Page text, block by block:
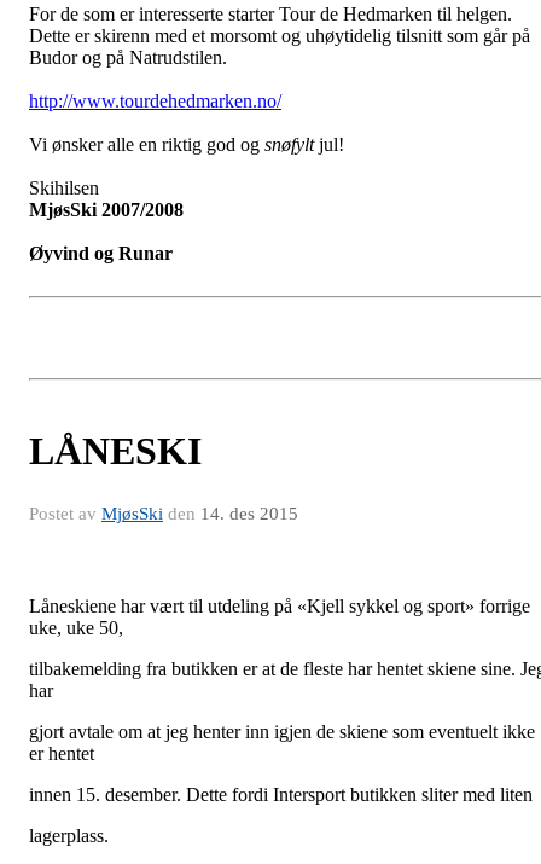
For de som er interesserte starter Tour de Hedmarken til helgen.
Dette er skirenn med et morsomt og uhøytidelig tilsnitt som går på
Budor og på Natrudstilen.
http://www.tourdehedmarken.no/
Vi ønsker alle en riktig god og snøfyltjul!
Skihilsen
MjøsSki 2007/2008
Øyvind og Runar
LÅNESKI
Postet av MjøsSki den 14. des 2015
Låneskiene har vært til utdeling på «Kjell sykkel og sport» forrige
uke, uke 50,
tilbakemelding fra butikken er at de fleste har hentet skiene sine.
har
gjort avtale om at jeg henter inn igjen de skiene som eventuelt ikke
er hentet
innen 15. desember. Dette fordi Intersport butikken sliter med liten
lagerplass.